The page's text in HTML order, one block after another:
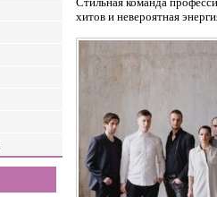
хитов и невероятная